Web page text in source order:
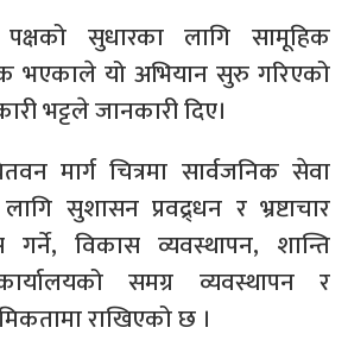
सुधारका लागि सामूहिक
भएकाले यो अभियान सुरु गरिएको
भट्टले जानकारी दिए।
मार्ग चित्रमा सार्वजनिक सेवा
सुशासन प्रवद्र्धन र भ्रष्टाचार
गर्ने, विकास व्यवस्थापन, शान्ति
समग्र व्यवस्थापन र
राखिएको छ ।